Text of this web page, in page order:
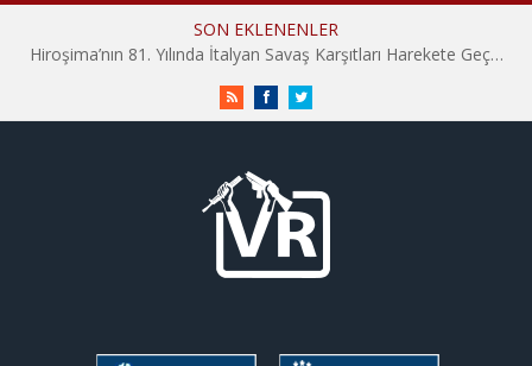
SON EKLENENLER
Hiroşima’nın 81. Yılında İtalyan Savaş Karşıtları Harekete Geçti: “Hatırlamak yeterli değil”
RSS FacebookTwitter